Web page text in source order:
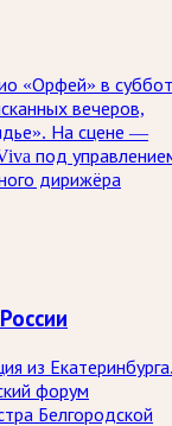
«Орфей» в
вечеров,
На сцене —
под
дирижёра
из
форум
Белгородской